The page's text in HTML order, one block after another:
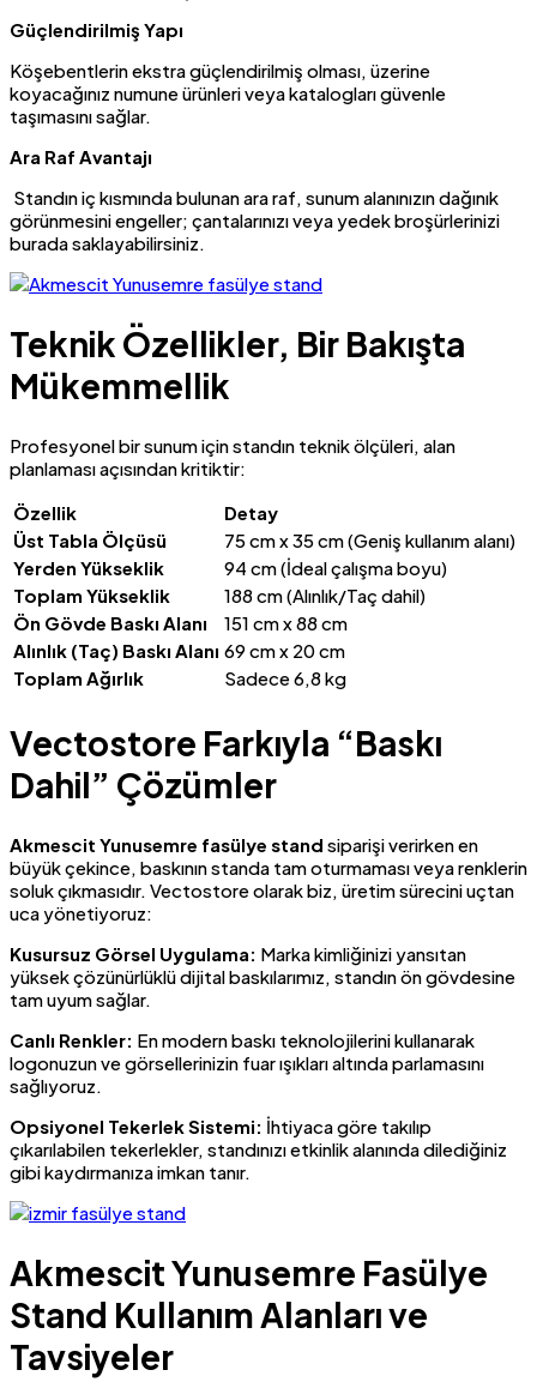
Güçlendirilmiş Yapı
Köşebentlerin ekstra güçlendirilmiş olması, üzerine
koyacağınız numune ürünleri veya katalogları güvenle
taşımasını sağlar.
Ara Raf Avantajı
Standın iç kısmında bulunan ara raf, sunum alanınızın dağınık
görünmesini engeller; çantalarınızı veya yedek broşürlerinizi
burada saklayabilirsiniz.
Teknik Özellikler, Bir Bakışta
Mükemmellik
Profesyonel bir sunum için standın teknik ölçüleri, alan
planlaması açısından kritiktir:
Özellik
Detay
Üst Tabla Ölçüsü
75 cm x 35 cm (Geniş kullanım alanı)
Yerden Yükseklik
94 cm (İdeal çalışma boyu)
Toplam Yükseklik
188 cm (Alınlık/Taç dahil)
Ön Gövde Baskı Alanı
151 cm x 88 cm
Alınlık (Taç) Baskı Alanı 69 cm x 20 cm
Toplam Ağırlık
Sadece 6,8 kg
Vectostore Farkıyla “Baskı
Dahil” Çözümler
Akmescit Yunusemre fasülye stand siparişi verirken en
büyük çekince, baskının standa tam oturmaması veya renklerin
soluk çıkmasıdır. Vectostore olarak biz, üretim sürecini uçtan
uca yönetiyoruz:
Kusursuz Görsel Uygulama: Marka kimliğinizi yansıtan
yüksek çözünürlüklü dijital baskılarımız, standın ön gövdesine
tam uyum sağlar.
Canlı Renkler: En modern baskı teknolojilerini kullanarak
logonuzun ve görsellerinizin fuar ışıkları altında parlamasını
sağlıyoruz.
Opsiyonel Tekerlek Sistemi: İhtiyaca göre takılıp
çıkarılabilen tekerlekler, standınızı etkinlik alanında dilediğiniz
gibi kaydırmanıza imkan tanır.
Akmescit Yunusemre Fasülye
Stand Kullanım Alanları ve
Tavsiyeler